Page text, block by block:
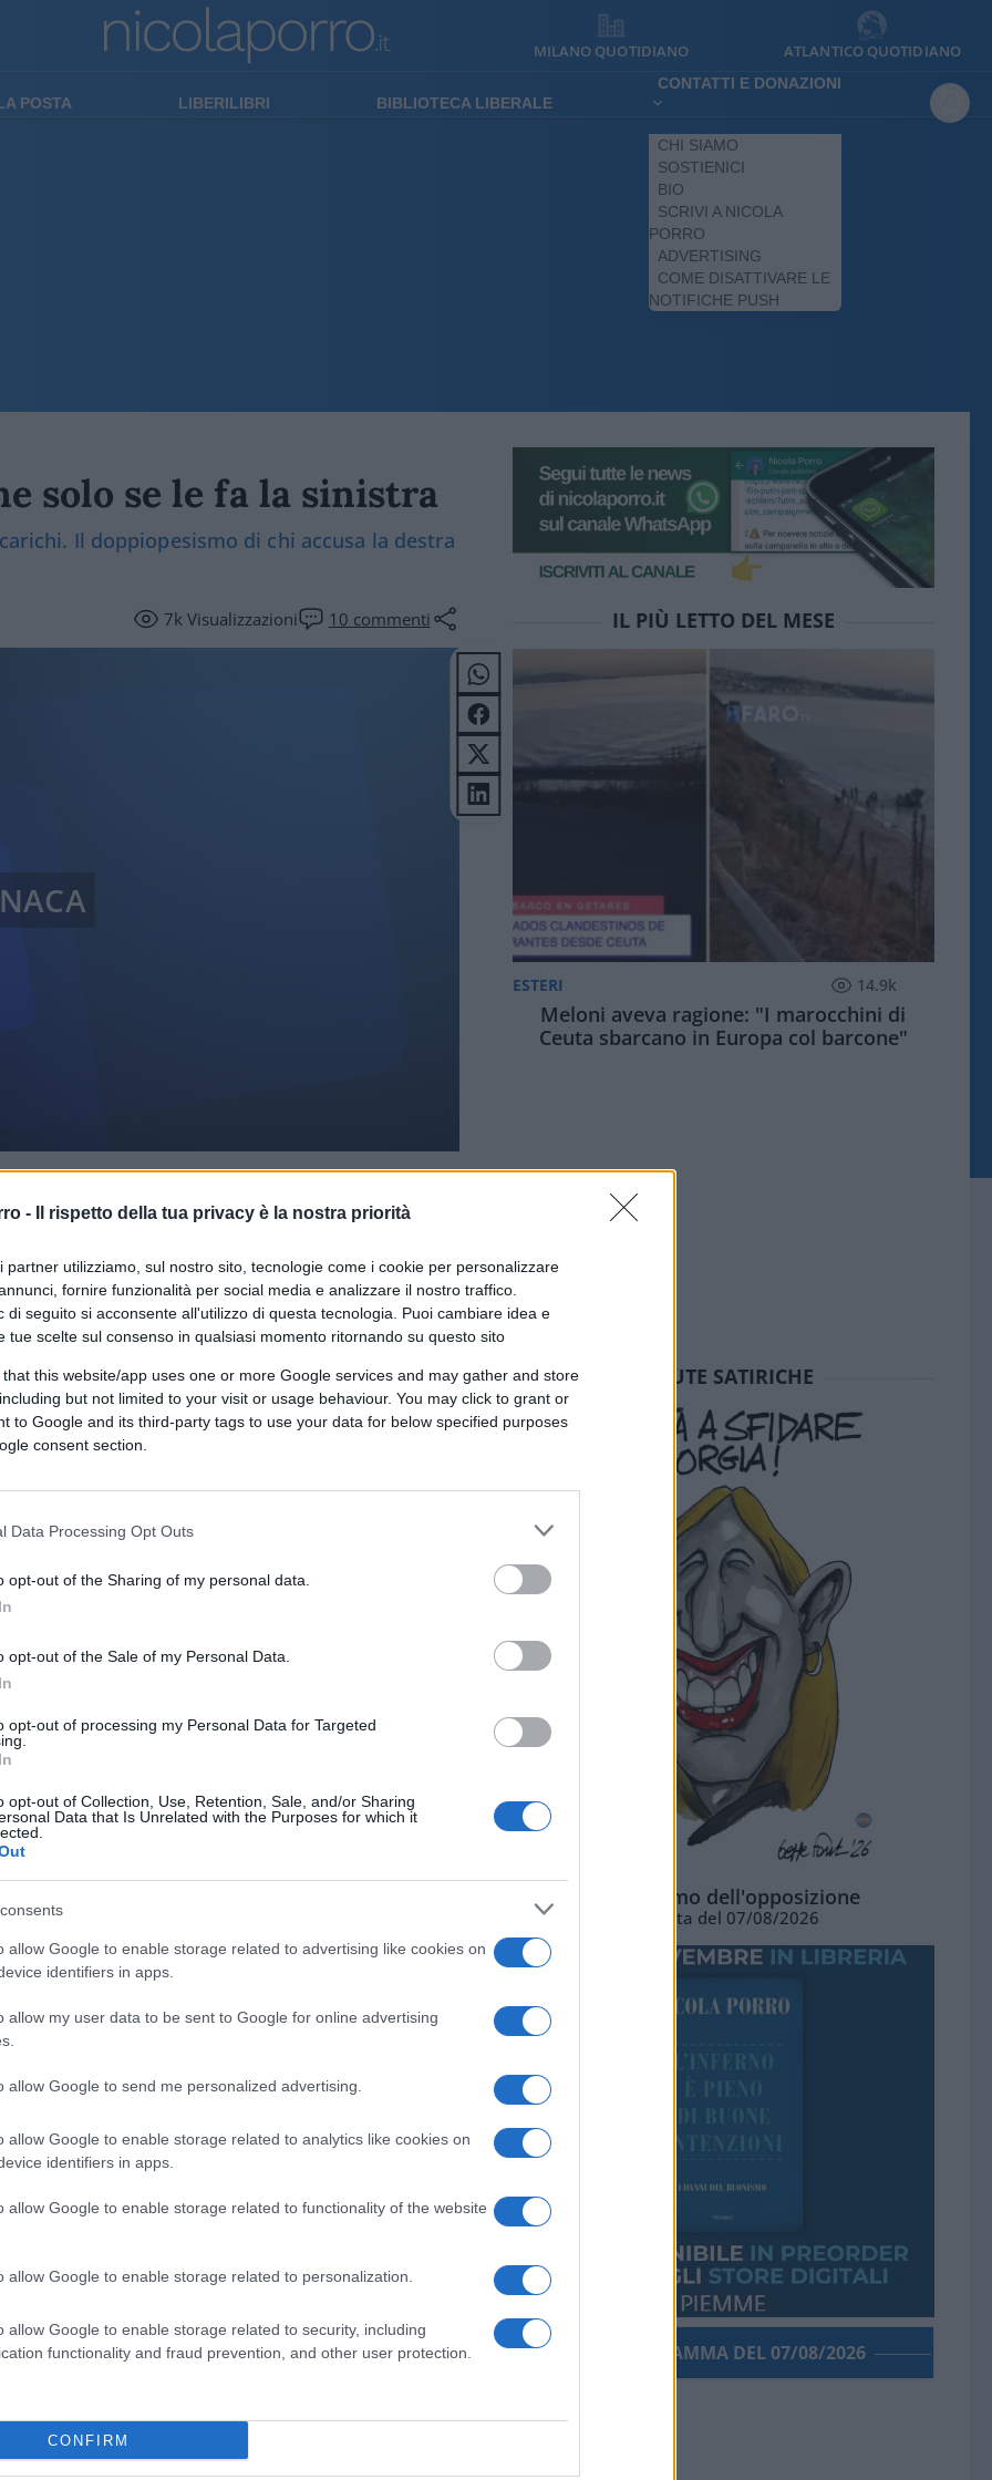
- Il rispetto della tua privacy è la nostra priorità
partner utilizziamo, sul nostro sito, tecnologie come i cookie per personalizzare
fornire funzionalità per social media e analizzare il nostro traffico.
di seguito si acconsente all'utilizzo di questa tecnologia. Puoi cambiare idea e
tue scelte sul consenso in qualsiasi momento ritornando su questo sito
that this website/app uses one or more Google services and may gather and store
but not limited to your visit or usage behaviour. You may click to grant or
to Google and its third-party tags to use your data for below specified purposes
consent section.
Data Processing Opt Outs
opt-out of the Sharing of my personal data.
opt-out of the Sale of my Personal Data.
opt-out of processing my Personal Data for Targeted
opt-out of Collection, Use, Retention, Sale, and/or Sharing
Data that Is Unrelated with the Purposes for which it
allow Google to enable storage related to advertising like cookies on
identifiers in apps.
allow my user data to be sent to Google for online advertising
allow Google to send me personalized advertising.
allow Google to enable storage related to analytics like cookies on
identifiers in apps.
allow Google to enable storage related to functionality of the website
allow Google to enable storage related to personalization.
allow Google to enable storage related to security, including
functionality and fraud prevention, and other user protection.
CONFIRM
MILANO QUOTIDIANO ATLANTICO QUOTIDIANO
POSTA LIBERILIBRI BIBLIOTECA LIBERALE
CONTATTI E DONAZIONI
CHI SIAMO
SOSTIENICI
BIO
SCRIVI A NICOLA
PORRO
ADVERTISING
COME DISATTIVARE LE
NOTIFICHE PUSH
solo se le fa la sinistra
Il doppiopesismo di chi accusa la destra
7kVisualizzazioni 10 commenti
su Google CLICCA QUI
0:00/--:--
alle nomine. In realtà le nomine
siccome siamo dei morti di
Rai.
peraltro ci entrai quando ad essere
generale che non faceva parte di
dai giochi. Era stato nominato da
l’ho conosciuta e ho provato sulla mia
l’amministratore delegato. Ti
andava male? Cazzate,
ionon facevo parte di quella cricca del
ricordate
fatto i cazzi loro nella Rai, adesso si
gli uomini piazzati dalla sinistra. Ho
a 70 anni all’età pensionabile dei
con Fuortes che sta facendo
questo decreto permetterebbe infatti a
del teatro lirico di Napoli Lissner. È
tutti i governi con la Rai
le nomine le fa alla sinistra sono tutti
cielo.
che per una striscia quotidiani
Damilano, così come i suoi colleghi di
interviene dicendo: “Toc Toc, ve la state
gli uomini che ha messo la
della sinistra vanno bene,
tenerci ad esempio all’Inps Tridico
il reddito di cittadinanza?
può rimanere ancora a fare
IL PIÙ LETTO DEL MESE
ESTERI 14.9k
Meloni aveva ragione: "I marocchini di
Ceuta sbarcano in Europa col barcone"
SEDUTE SATIRICHE
L'ottimismo dell'opposizione
Vignetta del 07/08/2026
PORROGRAMMA DEL 07/08/2026